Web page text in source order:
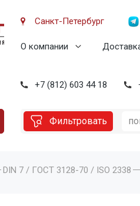
Санкт-Петербург
О компании
+7 (812) 603 44 18
Фильтровать
DIN 7 / ГОСТ 3128-70 / ISO 2338